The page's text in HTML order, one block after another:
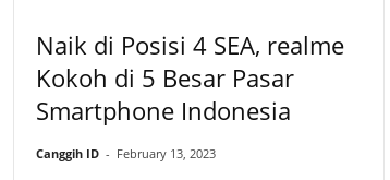
Naik di Posisi 4 SEA, realme
Kokoh di 5 Besar Pasar
Smartphone Indonesia
Canggih ID - February 13, 2023